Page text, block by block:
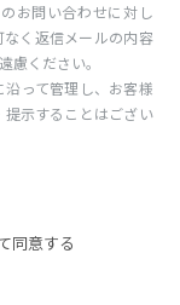
お問い合わせに対し
く返信メールの内容
慮ください。
って管理し、お客様
示することはござい
同意する